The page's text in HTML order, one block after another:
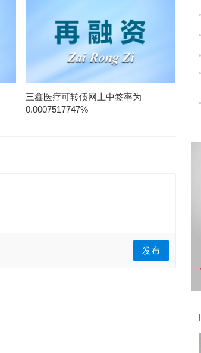
三鑫医疗可转债网上中签率为
0.0007517747%
发布